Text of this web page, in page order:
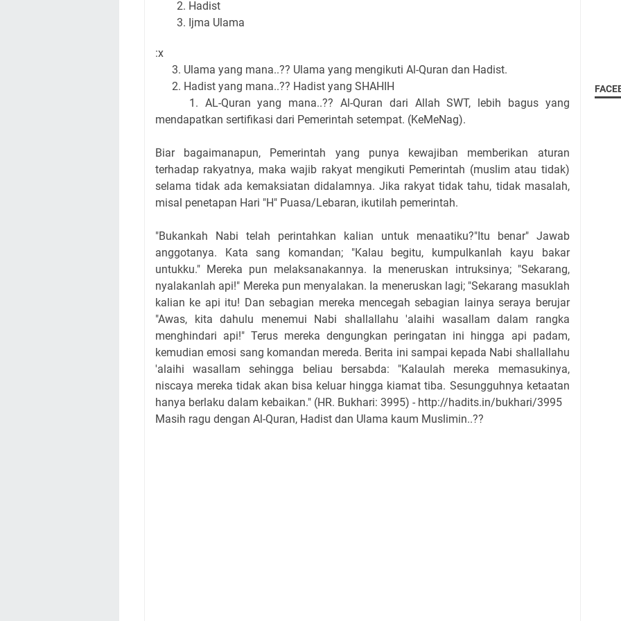
Hadist
Ijma Ulama
:x
3. Ulama yang mana..?? Ulama yang mengikuti Al-Quran dan Hadist.
2. Hadist yang mana..?? Hadist yang SHAHIH
1. AL-Quran yang mana..?? Al-Quran dari Allah SWT, lebih bagus yang
mendapatkan sertifikasi dari Pemerintah setempat. (KeMeNag).
Biar bagaimanapun, Pemerintah yang punya kewajiban memberikan aturan
terhadap rakyatnya, maka wajib rakyat mengikuti Pemerintah (muslim atau tidak)
selama tidak ada kemaksiatan didalamnya. Jika rakyat tidak tahu, tidak masalah,
misal penetapan Hari "H" Puasa/Lebaran, ikutilah pemerintah.
"Bukankah Nabi telah perintahkan kalian untuk menaatiku?"Itu benar" Jawab
anggotanya. Kata sang komandan; "Kalau begitu, kumpulkanlah kayu bakar
untukku." Mereka pun melaksanakannya. Ia meneruskan intruksinya; "Sekarang,
nyalakanlah api!" Mereka pun menyalakan. Ia meneruskan lagi; "Sekarang masuklah
kalian ke api itu! Dan sebagian mereka mencegah sebagian lainya seraya berujar
"Awas, kita dahulu menemui Nabi shallallahu 'alaihi wasallam dalam rangka
menghindari api!" Terus mereka dengungkan peringatan ini hingga api padam,
kemudian emosi sang komandan mereda. Berita ini sampai kepada Nabi shallallahu
'alaihi wasallam sehingga beliau bersabda: "Kalaulah mereka memasukinya,
niscaya mereka tidak akan bisa keluar hingga kiamat tiba. Sesungguhnya ketaatan
hanya berlaku dalam kebaikan." (HR. Bukhari: 3995) - http://hadits.in/bukhari/3995
Masih ragu dengan Al-Quran, Hadist dan Ulama kaum Muslimin..??